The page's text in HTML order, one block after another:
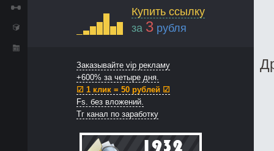
Купить ссылку
за 3 рубля
Заказывайте vip рекламу
+600% за четыре дня.
☑ 1 клик = 50 рублей ☑
Fs. без вложений.
Тг канал по заработку